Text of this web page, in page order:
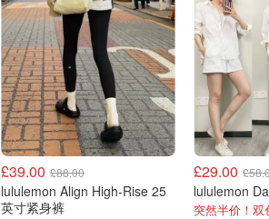
£39.00 £88.00
lululemon Align High-Rise 25
英寸紧身裤
£29.00
突然半价！双